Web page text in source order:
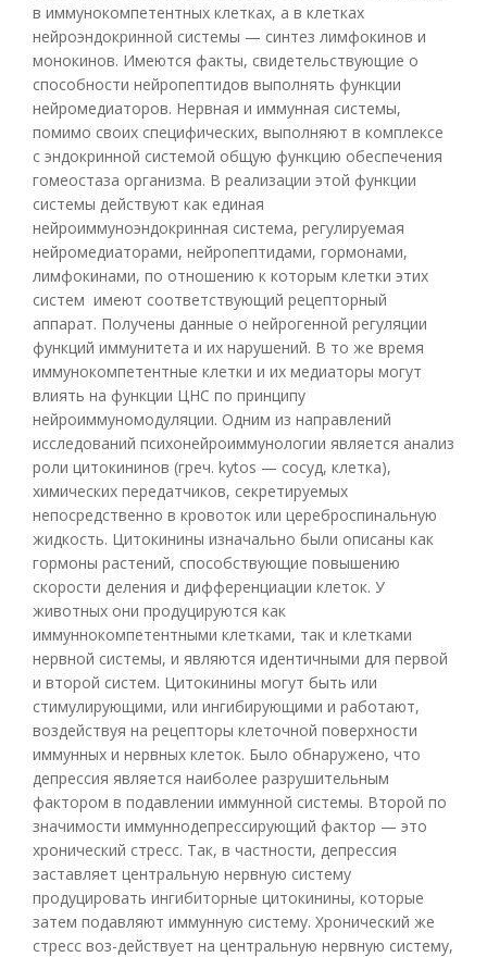
в иммунокомпетентных клетках, а в клетках
нейроэндокринной системы — синтез лимфокинов и
монокинов. Имеются факты, свидетельствующие о
способности нейропептидов выполнять функции
нейромедиаторов. Нервная и иммунная системы,
помимо своих специфических, выполняют в комплексе
с эндокринной системой общую функцию обеспечения
гомеостаза организма. В реализации этой функции
системы действуют как единая
нейроиммуноэндокринная система, регулируемая
нейромедиаторами, нейропептидами, гормонами,
лимфокинами, по отношению к которым клетки этих
систем имеют соответствующий рецепторный
аппарат. Получены данные о нейрогенной регуляции
функций иммунитета и их нарушений. В то же время
иммунокомпетентные клетки и их медиаторы могут
влиять на функции ЦНС по принципу
нейроиммуномодуляции. Одним из направлений
исследований психонейроиммунологии является анализ
роли цитокининов (греч. kytos — сосуд, клетка),
химических передатчиков, секретируемых
непосредственно в кровоток или цереброспинальную
жидкость. Цитокинины изначально были описаны как
гормоны растений, способствующие повышению
скорости деления и дифференциации клеток. У
животных они продуцируются как
иммуннокомпетентными клетками, так и клетками
нервной системы, и являются идентичными для первой
и второй систем. Цитокинины могут быть или
стимулирующими, или ингибирующими и работают,
воздействуя на рецепторы клеточной поверхности
иммунных и нервных клеток. Было обнаружено, что
депрессия является наиболее разрушительным
фактором в подавлении иммунной системы. Второй по
значимости иммуннодепрессирующий фактор — это
хронический стресс. Так, в частности, депрессия
заставляет центральную нервную систему
продуцировать ингибиторные цитокинины, которые
затем подавляют иммунную систему. Хронический же
стресс воз-действует на центральную нервную систему,